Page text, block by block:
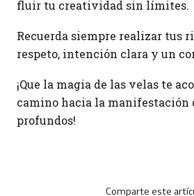
fluir tu creatividad sin límites.
Recuerda siempre realizar tus
respeto, intención clara y un
¡Que la magia de las velas te
camino hacia la manifestación
profundos!
Comparte este